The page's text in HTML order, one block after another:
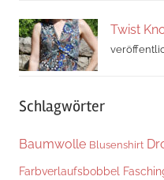
Twist
Schlagwörter
Baumwolle Blusenshirt
Farbverlaufsbobbel